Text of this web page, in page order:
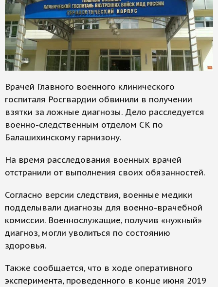
Врачей Главного военного клинического
госпиталя Росгвардии обвинили в получении
взятки за ложные диагнозы. Дело расследуется
военно-следственным отделом СК по
Балашихинскому гарнизону.
На время расследования военных врачей
отстранили от выполнения своих обязанностей.
Согласно версии следствия, военные медики
подделывали диагнозы для военно-врачебной
комиссии. Военнослужащие, получив «нужный»
диагноз, могли уволиться по состоянию
здоровья.
Также сообщается, что в ходе оперативного
эксперимента, проведенного в конце июня 2019